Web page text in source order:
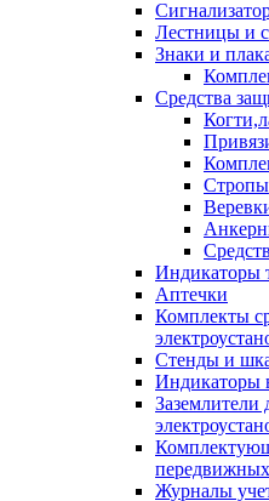
Лестницы и
Знаки и
Средства
Стропы
Индикаторы
Аптечки
Комплекты
Стенды и
Индикаторы
передвижных
Журналы